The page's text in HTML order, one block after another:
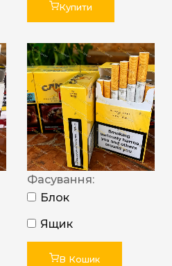
Купити
Фасування:
Блок
Ящик
В Кошик